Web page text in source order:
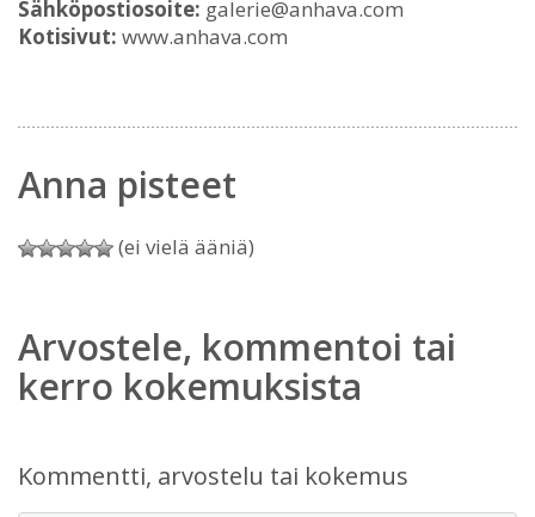
Sähköpostiosoite: galerie@anhava.com
Kotisivut: www.anhava.com
Anna pisteet
(ei vielä ääniä)
Arvostele, kommentoi tai
kerro kokemuksista
Kommentti, arvostelu tai kokemus